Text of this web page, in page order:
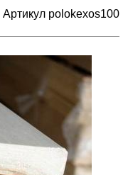
Артикул polokexos100